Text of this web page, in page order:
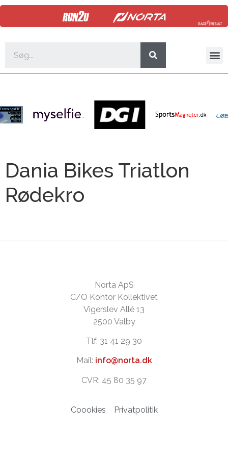
Dania Bikes Triatlon
Rødekro
Norta ApS
C/O Kontor Kollektivet
Vigerslev Allé 13
2500 Valby
Tlf. 31 41 29 30
Mail: info@norta.dk
CVR: 45 80 35 97
Coookies Privatpolitik